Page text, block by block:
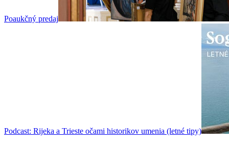
Poaukčný predaj
Podcast: Rijeka a Trieste očami historikov umenia (letné tipy)